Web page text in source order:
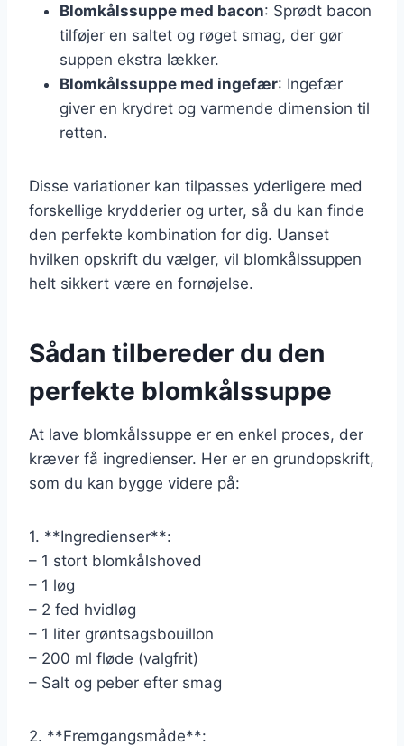
Blomkålssuppe med bacon: Sprødt bacon
tilføjer en saltet og røget smag, der gør
suppen ekstra lækker.
Blomkålssuppe med ingefær: Ingefær
giver en krydret og varmende dimension til
retten.
Disse variationer kan tilpasses yderligere med
forskellige krydderier og urter, så du kan finde
den perfekte kombination for dig. Uanset
hvilken opskrift du vælger, vil blomkålssuppen
helt sikkert være en fornøjelse.
Sådan tilbereder du den
perfekte blomkålssuppe
At lave blomkålssuppe er en enkel proces, der
kræver få ingredienser. Her er en grundopskrift,
som du kan bygge videre på:
1. **Ingredienser**:
– 1 stort blomkålshoved
– 1 løg
– 2 fed hvidløg
– 1 liter grøntsagsbouillon
– 200 ml fløde (valgfrit)
– Salt og peber efter smag
2. **Fremgangsmåde**: